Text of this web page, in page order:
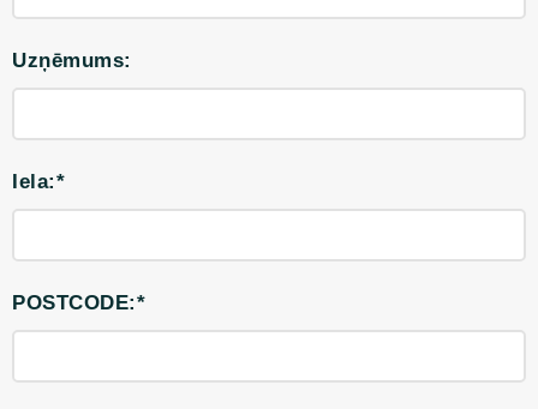
Uzņēmums:
Iela:*
POSTCODE:*